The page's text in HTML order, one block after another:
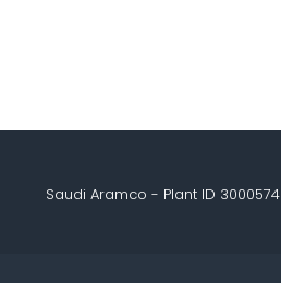
Saudi Aramco - Plant ID